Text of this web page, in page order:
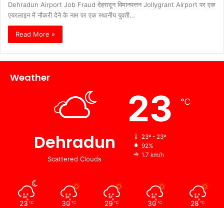
Dehradun Airport Job Fraud देहरादून विमानपत्तन Jollygrant Airport पर एक
एयरलाइन में नौकरी देने के नाम पर एक स्थानीय युवती…
Read More »
Weather
Dehradun
Scattered Clouds
23 ℃
23º - 23º
92%
1.7 km/h
23 ℃ 30 ℃ 29 ℃ 30 ℃ 28 ℃